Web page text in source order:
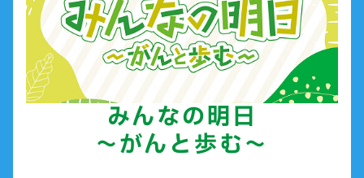
みんなの明日
〜がんと歩む〜